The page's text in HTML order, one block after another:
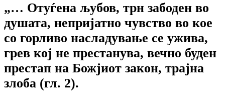
„… Отуѓена љубов, трн забоден во
душата, непријатно чувство во кое
со горливо насладување се ужива,
грев кој не престанува, вечно буден
престап на Божјиот закон, трајна
злоба (гл. 2).